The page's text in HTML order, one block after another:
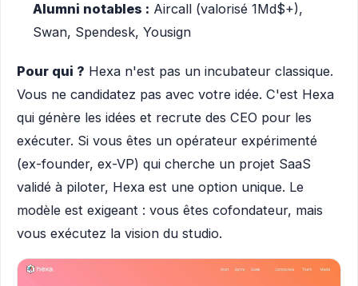
Alumni notables : Aircall (valorisé 1Md$+),
Swan, Spendesk, Yousign
Pour qui ? Hexa n'est pas un incubateur classique.
Vous ne candidatez pas avec votre idée. C'est Hexa
qui génère les idées et recrute des CEO pour les
exécuter. Si vous êtes un opérateur expérimenté
(ex-founder, ex-VP) qui cherche un projet SaaS
validé à piloter, Hexa est une option unique. Le
modèle est exigeant : vous êtes cofondateur, mais
vous exécutez la vision du studio.